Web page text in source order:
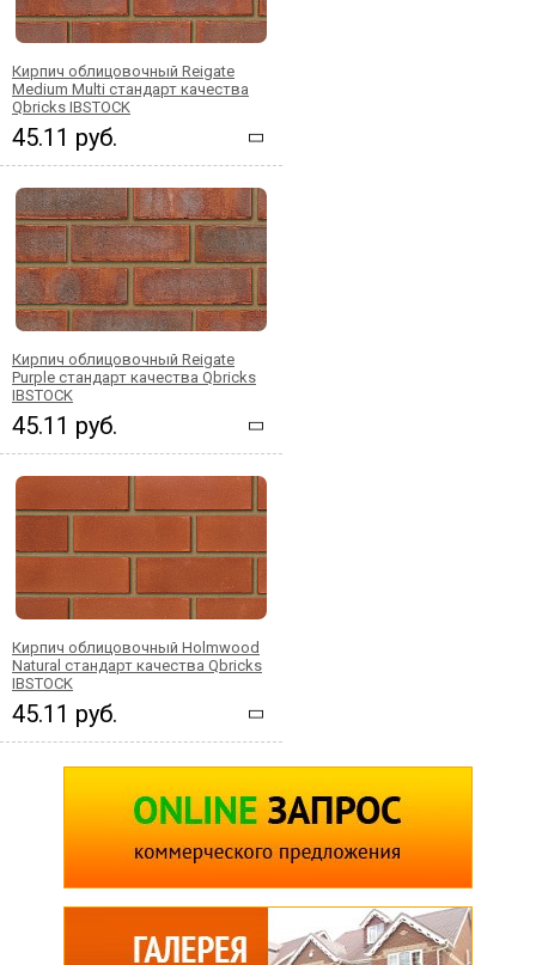
Кирпич облицовочный Reigate
Medium Multi стандарт качества
Qbricks IBSTOCK
45.11 руб.
Кирпич облицовочный Reigate
Purple стандарт качества Qbricks
IBSTOCK
45.11 руб.
Кирпич облицовочный Holmwood
Natural стандарт качества Qbricks
IBSTOCK
45.11 руб.